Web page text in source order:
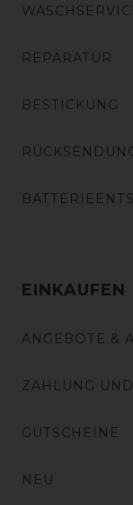
REPARATUR
BESTICKUNG
EINKAUFEN
ANGEBOTE &
ZAHLUNG
GUTSCHEINE
NEU